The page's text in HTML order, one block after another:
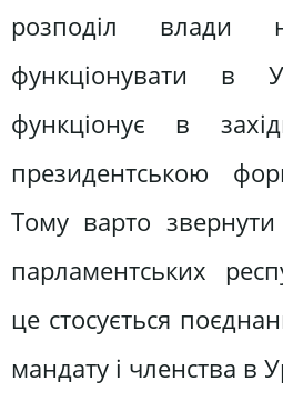
розподіл
функціонувати в
функціонує в
президентською
Тому варто
парламентських
це стосується
мандату і членства в